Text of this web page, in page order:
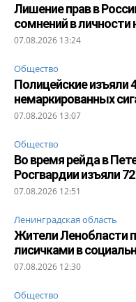
Лишение прав в
сомнений в личности
07.08.2026 13:24
Общество
Полицейские изъяли
немаркированных
07.08.2026 13:07
Общество
Во время рейда в
Росгвардии изъяли
07.08.2026 12:51
Ленинградская область
Жители Ленобласти
лисичками в
07.08.2026 12:30
Общество